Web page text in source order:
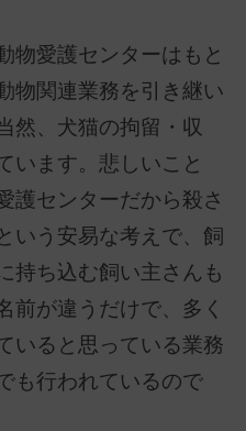
物愛護センターはもと
物関連業務を引き継い
然、犬猫の拘留・収
います。悲しいこと
護センターだから殺さ
いう安易な考えで、飼
持ち込む飼い主さんも
前が違うだけで、多く
いると思っている業務
も行われているので